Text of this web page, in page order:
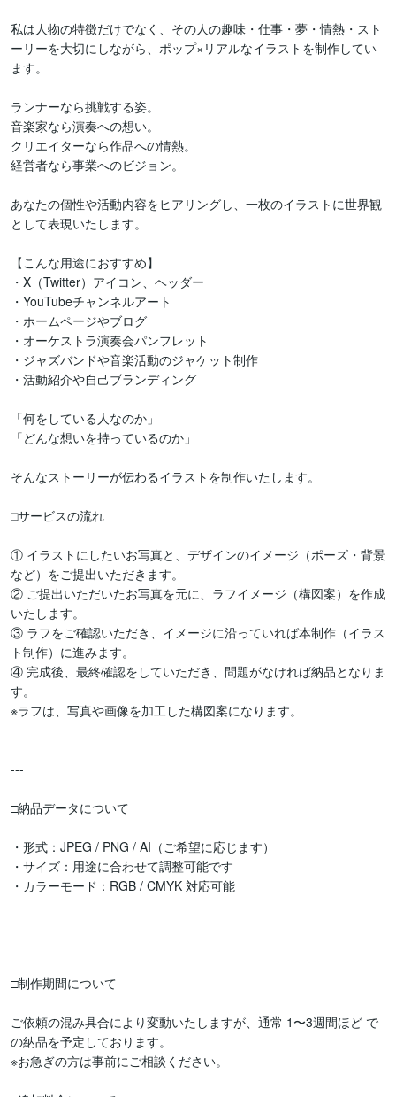
私は人物の特徴だけでなく、その人の趣味・仕事・夢・情熱・スト
ーリーを大切にしながら、ポップ×リアルなイラストを制作してい
ます。
ランナーなら挑戦する姿。
音楽家なら演奏への想い。
クリエイターなら作品への情熱。
経営者なら事業へのビジョン。
あなたの個性や活動内容をヒアリングし、一枚のイラストに世界観
として表現いたします。
【こんな用途におすすめ】
・X（Twitter）アイコン、ヘッダー
・YouTubeチャンネルアート
・ホームページやブログ
・オーケストラ演奏会パンフレット
・ジャズバンドや音楽活動のジャケット制作
・活動紹介や自己ブランディング
「何をしている人なのか」
「どんな想いを持っているのか」
そんなストーリーが伝わるイラストを制作いたします。
⬜︎サービスの流れ
① イラストにしたいお写真と、デザインのイメージ（ポーズ・背景
など）をご提出いただきます。
② ご提出いただいたお写真を元に、ラフイメージ（構図案）を作成
いたします。
③ ラフをご確認いただき、イメージに沿っていれば本制作（イラス
ト制作）に進みます。
④ 完成後、最終確認をしていただき、問題がなければ納品となりま
す。
※ラフは、写真や画像を加工した構図案になります。
---
□納品データについて
・形式：JPEG / PNG / AI（ご希望に応じます）
・サイズ：用途に合わせて調整可能です
・カラーモード：RGB / CMYK 対応可能
---
□制作期間について
ご依頼の混み具合により変動いたしますが、通常 1〜3週間ほど で
の納品を予定しております。
※お急ぎの方は事前にご相談ください。